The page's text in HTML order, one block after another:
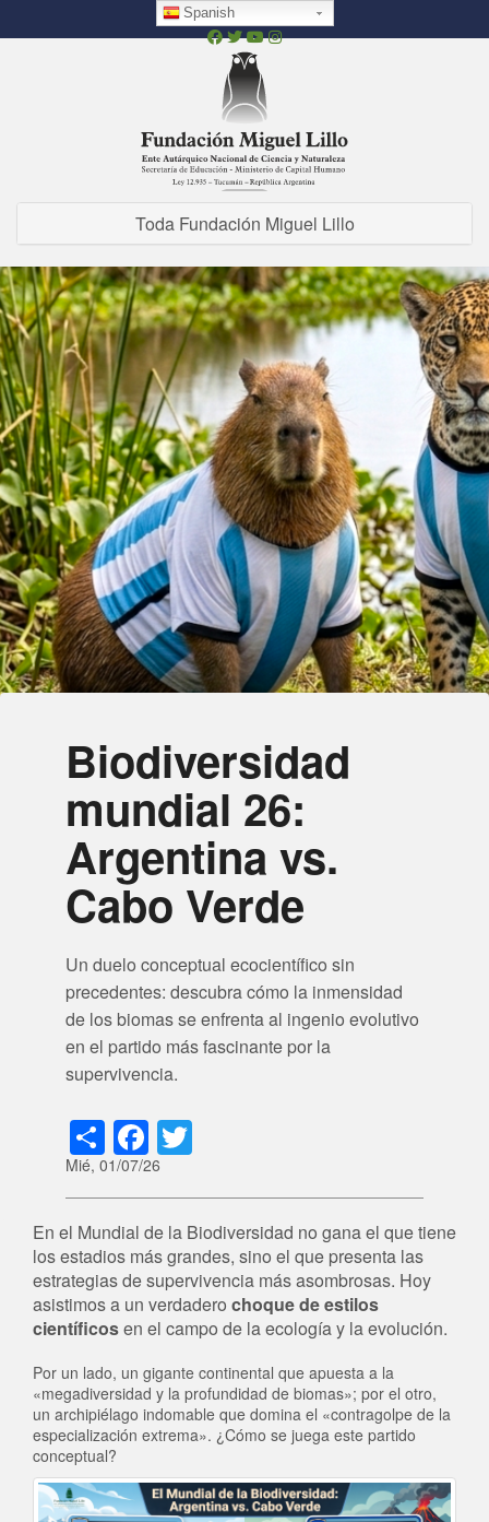
Spanish
Toda Fundación Miguel Lillo
Biodiversidad
mundial 26:
Argentina vs.
Cabo Verde
Un duelo conceptual ecocientífico sin
precedentes: descubra cómo la inmensidad
de los biomas se enfrenta al ingenio evolutivo
en el partido más fascinante por la
supervivencia.
ShareFacebook
Mié, 01/07/26
En el Mundial de la Biodiversidad no gana el que tiene
los estadios más grandes, sino el que presenta las
estrategias de supervivencia más asombrosas. Hoy
asistimos a un verdadero choque de estilos
científicosen el campo de la ecología y la evolución.
Por un lado, un gigante continental que apuesta a la
«megadiversidad y la profundidad de biomas»; por el otro,
un archipiélago indomable que domina el «contragolpe de la
especialización extrema». ¿Cómo se juega este partido
conceptual?